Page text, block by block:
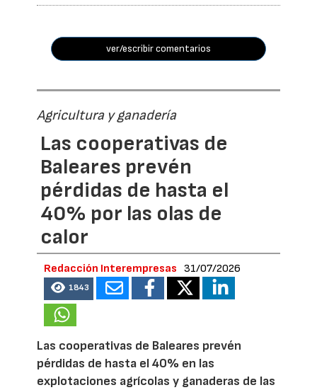
ver/escribir comentarios
Agricultura y ganadería
Las cooperativas de
Baleares prevén
pérdidas de hasta el
40% por las olas de
calor
Redacción Interempresas 31/07/2026
1843
Las cooperativas de Baleares prevén
pérdidas de hasta el 40% en las
explotaciones agrícolas y ganaderas de las